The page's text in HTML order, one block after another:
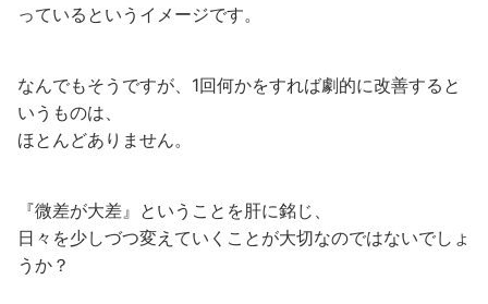
っているというイメージです。
なんでもそうですが、1回何かをすれば劇的に改善すると
いうものは、
ほとんどありません。
『微差が大差』ということを肝に銘じ、
日々を少しづつ変えていくことが大切なのではないでしょ
うか？